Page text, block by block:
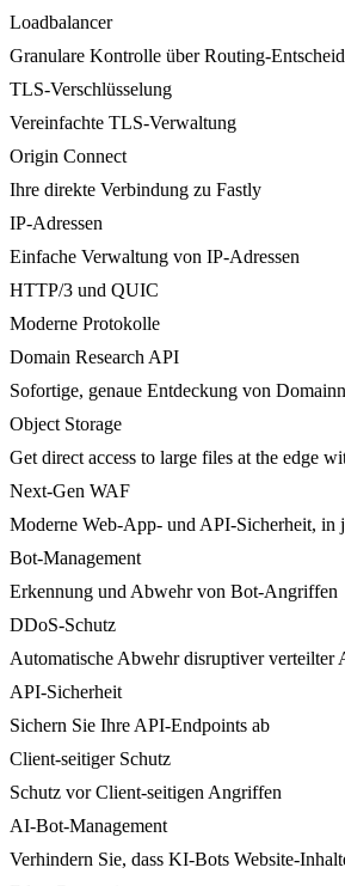
Loadbalancer
Granulare Kontrolle über Routing-
TLS-Verschlüsselung
Vereinfachte TLS-Verwaltung
Origin Connect
Ihre direkte Verbindung zu Fastly
IP-Adressen
Einfache Verwaltung von IP-Adressen
HTTP/3 und QUIC
Moderne Protokolle
Domain Research API
Sofortige, genaue Entdeckung von
Object Storage
Get direct access to large files at the edge
Next-Gen WAF
Moderne Web-App- und API-Sicherheit, in
Bot-Management
Erkennung und Abwehr von Bot-Angriffen
DDoS-Schutz
Automatische Abwehr disruptiver verteilter
API-Sicherheit
Sichern Sie Ihre API-Endpoints ab
Client-seitiger Schutz
Schutz vor Client-seitigen Angriffen
AI-Bot-Management
Verhindern Sie, dass KI-Bots Website-